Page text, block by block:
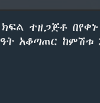
ተዘጋጅቶ በየቀኑ
አቆጣጠር ከምሽቱ